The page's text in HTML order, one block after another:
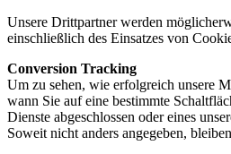
Unsere Drittpartner werden
einschließlich des Einsatzes von
Conversion Tracking
Um zu sehen, wie erfolgreich unsere
wann Sie auf eine bestimmte
Dienste abgeschlossen oder eines
Soweit nicht anders angegeben,